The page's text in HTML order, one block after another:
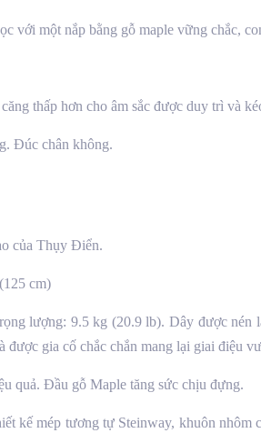
với một nắp bằng gỗ maple vững chắc,
thấp hơn cho âm sắc được duy trì và
Đúc chân không.
của Thụy Điển.
cm)
lượng: 9.5 kg (20.9 lb). Dây được
gia cố chắc chắn mang lại giai điệu
quả. Đầu gỗ Maple tăng sức chịu đựng.
kế mép tương tự Steinway, khuôn